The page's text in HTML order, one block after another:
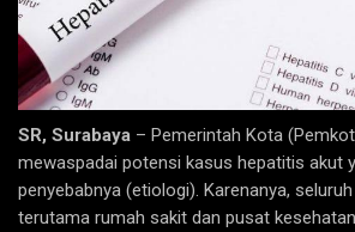
SR, Surabaya – Pemerintah Kota
mewaspadai potensi kasus hepatitis akut
penyebabnya (etiologi). Karenanya,
terutama rumah sakit dan pusat